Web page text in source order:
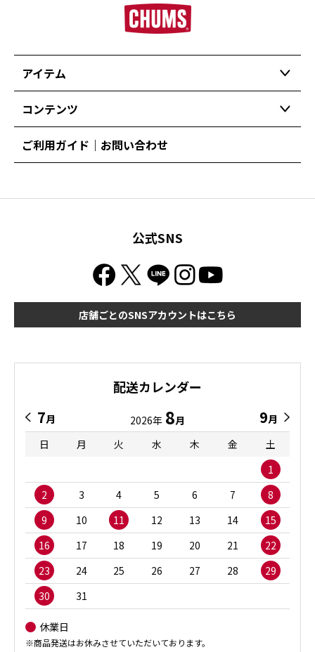
アイテム
コンテンツ
ご利用ガイド｜お問い合わせ
公式SNS
店舗ごとのSNSアカウントはこちら
配送カレンダー
7月 2026年 8月 9月
日
月 火 水 木 金
土
1
2
3 4 5 6 7
8
9
10 11 12 13 14
15
16
17 18 19 20 21
22
23
24 25 26 27 28
29
30
31
休業日
※商品発送はお休みさせていただいております。